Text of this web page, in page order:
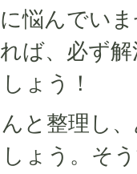
悩んでい
ば、必ず
ょう！
と整理し
ょう。そ